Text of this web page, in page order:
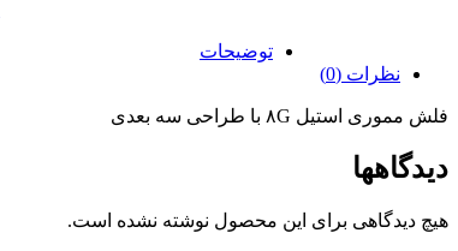
توضیحات
نظرات (0)
فلش مموری استیل ۸G با طراحی سه بعدی
دیدگاهها
هیچ دیدگاهی برای این محصول نوشته نشده است.